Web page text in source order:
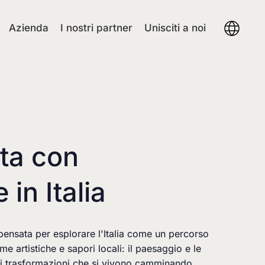
Azienda I nostri partner Unisciti a noi
con
in Italia
per esplorare l'Italia come un percorso
artistiche e sapori locali: il paesaggio e le